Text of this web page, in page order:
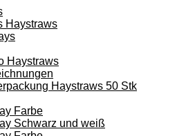
Haystraws
Haystraws
Haystraws 50 Stk
Farbe
Schwarz und weiß